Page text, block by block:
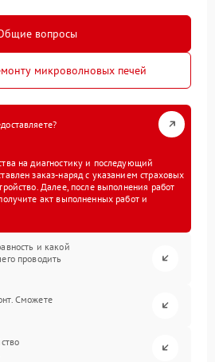
вопросы
микроволновых печей
на диагностику и последующий
заказ-наряд с указанием страховых
Далее, после выполнения работ
акт выполненных работ и
и какой
проводить
Сможете